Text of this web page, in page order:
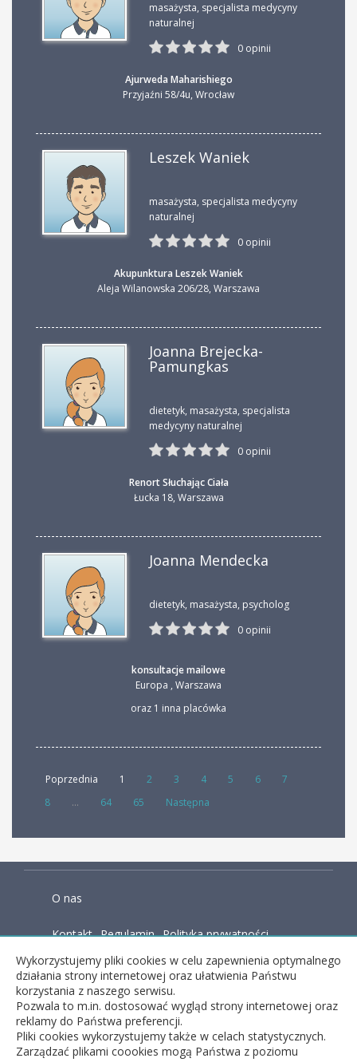
masażysta, specjalista medycyny
naturalnej
0 opinii
Ajurweda Maharishiego
Przyjaźni 58/4u, Wrocław
Leszek Waniek
masażysta, specjalista medycyny
naturalnej
0 opinii
Akupunktura Leszek Waniek
Aleja Wilanowska 206/28, Warszawa
Joanna Brejecka-
Pamungkas
dietetyk, masażysta, specjalista
medycyny naturalnej
0 opinii
Renort Słuchając Ciała
Łucka 18, Warszawa
Joanna Mendecka
dietetyk, masażysta, psycholog
0 opinii
konsultacje mailowe
Europa , Warszawa
oraz 1 inna placówka
Poprzednia 1 2 3 4 5 6
7
8
... 64 65 Następna
O nas
Kontakt Regulamin Polityka prywatności
Baza wiedzy
facebook
Wykorzystujemy pliki cookies w celu zapewnienia optymalnego
działania strony internetowej oraz ułatwienia Państwu
korzystania z naszego serwisu.
Pozwala to m.in. dostosować wygląd strony internetowej oraz
reklamy do Państwa preferencji.
Pliki cookies wykorzystujemy także w celach statystycznych.
Zarządzać plikami coookies mogą Państwa z poziomu